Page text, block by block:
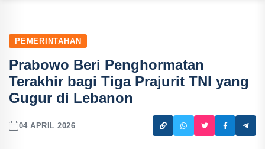
PEMERINTAHAN
Prabowo Beri Penghormatan
Terakhir bagi Tiga Prajurit TNI yang
Gugur di Lebanon
04 APRIL 2026